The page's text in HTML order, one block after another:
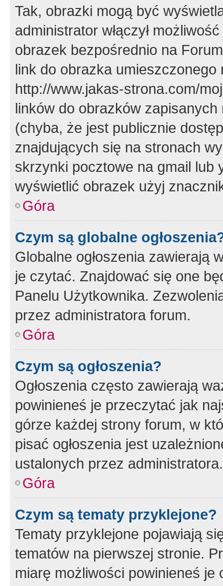
Tak, obrazki mogą być
administrator włączył
obrazek bezpośrednio na
link do obrazka
http://www.jakas-strona.com/
linków do obrazków
(chyba, że jest publicznie
znajdujących się na stronach
skrzynki pocztowe na gmail lub
wyświetlić obrazek użyj
Góra
Czym są globalne
Globalne ogłoszenia zawierają
je czytać. Znajdować się one
Panelu Użytkownika.
przez administratora forum.
Góra
Czym są ogłoszenia?
Ogłoszenia często zawierają
powinieneś je przeczytać jak
górze każdej strony forum, w
pisać ogłoszenia jest
ustalonych przez administratora.
Góra
Czym są tematy przyklejone?
Tematy przyklejone pojawiają
tematów na pierwszej stronie.
miarę możliwości powinieneś je